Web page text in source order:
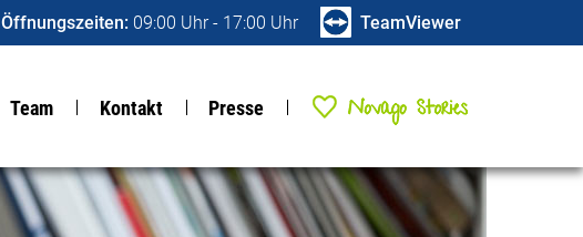
Öffnungszeiten: 09:00 Uhr - 17:00 Uhr TeamViewer
Team Kontakt Presse NOVAGO Stories